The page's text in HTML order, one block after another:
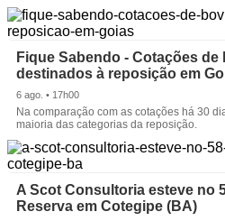
Fique Sabendo - Cotações
destinados à reposição em
6 ago. • 17h00
Na comparação com as cotações há 30
maioria das categorias da reposição.
A Scot Consultoria esteve no
Reserva em Cotegipe (BA)